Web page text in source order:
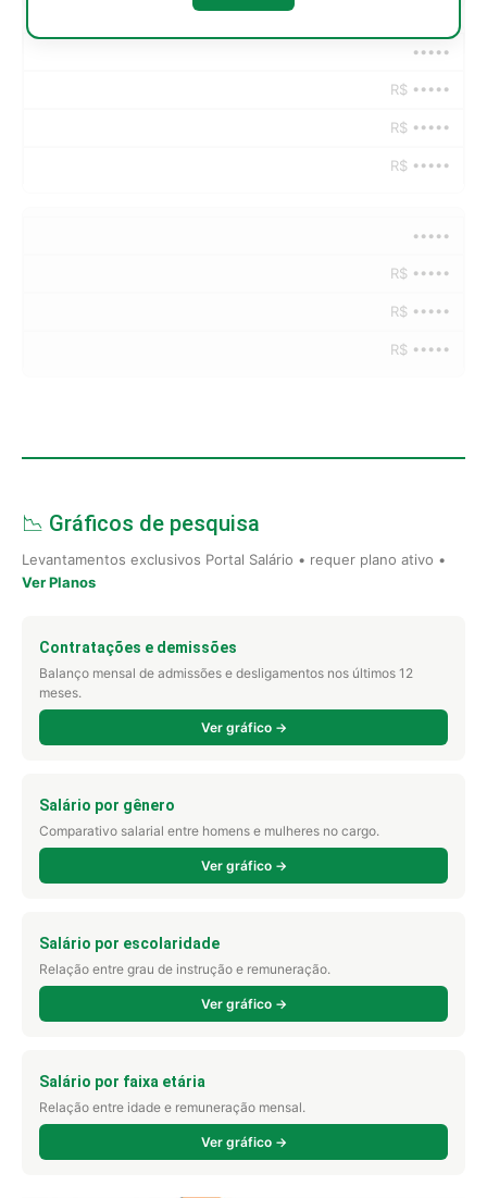
•••••
R$ •••••
R$ •••••
R$ •••••
•••••
R$ •••••
R$ •••••
R$ •••••
📉 Gráficos de pesquisa
Levantamentos exclusivos Portal Salário • requer plano ativo •
Ver Planos
Contratações e demissões
Balanço mensal de admissões e desligamentos nos últimos 12
meses.
Ver gráfico →
Salário por gênero
Comparativo salarial entre homens e mulheres no cargo.
Ver gráfico →
Salário por escolaridade
Relação entre grau de instrução e remuneração.
Ver gráfico →
Salário por faixa etária
Relação entre idade e remuneração mensal.
Ver gráfico →